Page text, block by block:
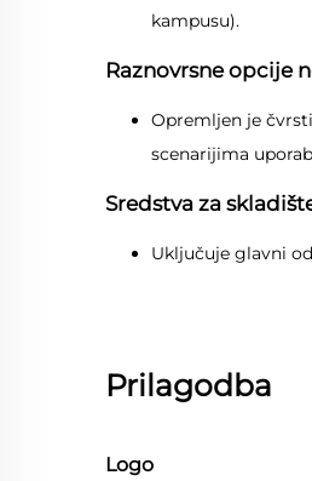
kampusu).
Raznovrsne opcije
Opremljen je
scenarijima
Sredstva za
Uključuje glavni
Prilagodba
Logo